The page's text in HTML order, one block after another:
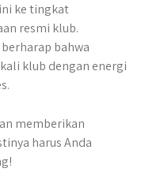
ke tingkat
resmi klub.
bahwa
klub dengan energi
memberikan
harus Anda